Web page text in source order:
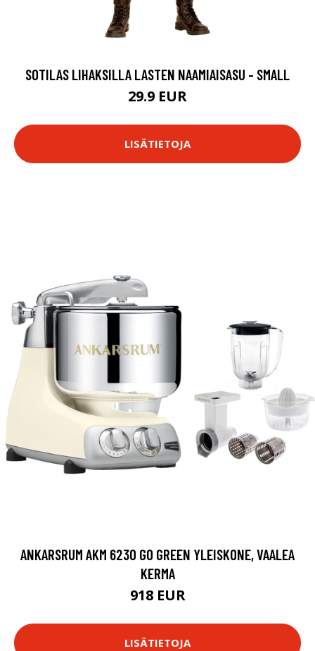
SOTILAS LIHAKSILLA LASTEN NAAMIAISASU - SMALL
29.9 EUR
LISÄTIETOJA
ANKARSRUM AKM 6230 GO GREEN YLEISKONE, VAALEA
KERMA
918 EUR
LISÄTIETOJA